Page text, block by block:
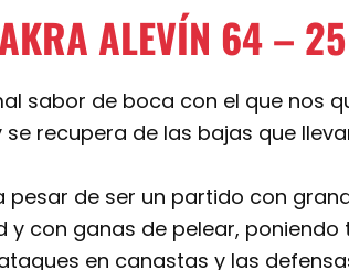
ALEVÍN 64 –
sabor de boca con el que nos
se recupera de las bajas que
pesar de ser un partido con
y con ganas de pelear,
en canastas y las